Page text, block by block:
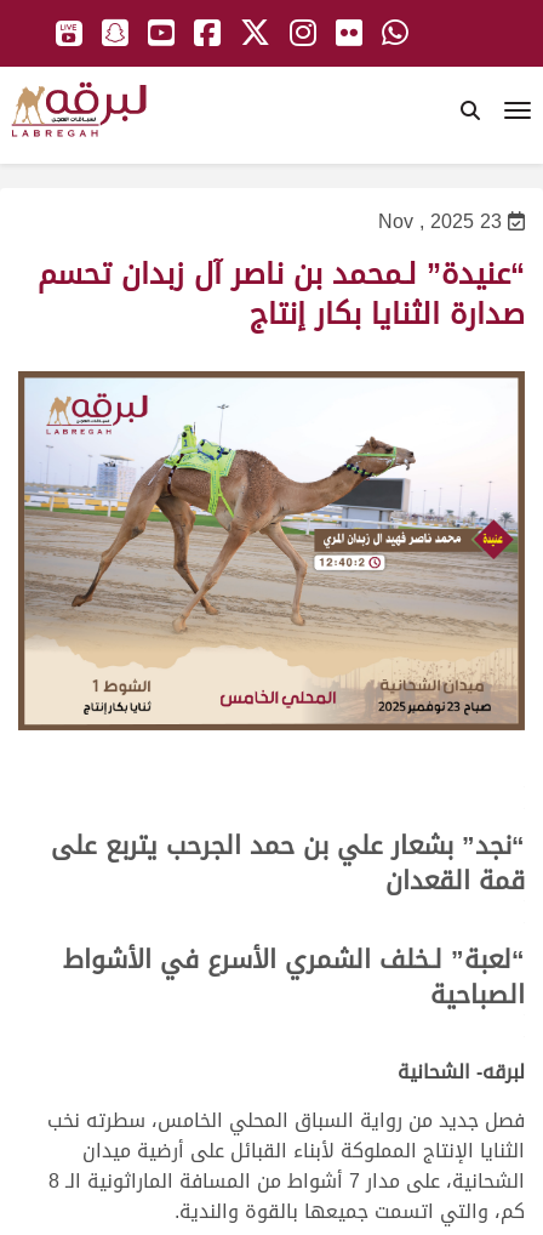
23 Nov , 2025
“عنيدة” لـمحمد بن ناصر آل زبدان تحسم
صدارة الثنايا بكار إنتاج
“نجد” بشعار علي بن حمد الجرحب يتربع على
قمة القعدان
“لعبة” لـخلف الشمري الأسرع في الأشواط
الصباحية
لبرقه- الشحانية
فصل جديد من رواية السباق المحلي الخامس، سطرته نخب
الثنايا الإنتاج المملوكة لأبناء القبائل على أرضية ميدان
الشحانية، على مدار 7 أشواط من المسافة الماراثونية الـ 8
كم، والتي اتسمت جميعها بالقوة والندية.